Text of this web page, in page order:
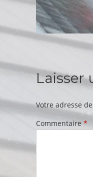
Laisser
Votre adresse
Commentaire*